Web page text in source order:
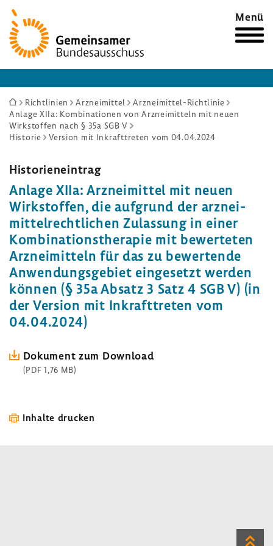
Zur
Startseite
Menü
Sie
sind
hier:
Richtlinien Arzneimittel
Arzneimittel-Richtlinie
Anlage XIIa: Kombinationen von Arzneimitteln mit neuen
Wirkstoffen nach § 35a SGB V
Historie
Version mit Inkrafttreten vom 04.04.2024
Histo­ri­en­ein­trag
Anlage XIIa: Arznei­mittel mit neuen
Wirk­stoffen, die aufgrund der arznei­
mit­tel­recht­li­chen Zulas­sung in einer
Kombi­na­ti­ons­the­rapie mit bewer­teten
Arznei­mit­teln für das zu bewer­tende
Anwen­dungs­ge­biet einge­setzt werden
können (§ 35a Absatz 3 Satz 4 SGB V) (in
der Version mit Inkraft­treten vom
04.04.2024)
Doku­ment zum Down­load
(PDF 1,76 MB)
Inhalte drucken
Zum